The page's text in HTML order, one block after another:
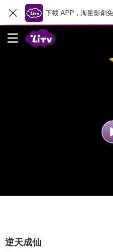
下載 APP，海量影劇
逆天成仙